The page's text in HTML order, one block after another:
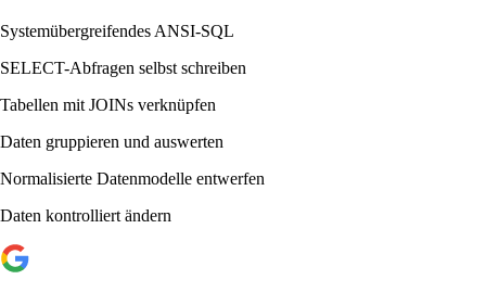
Systemübergreifendes ANSI-SQL
SELECT-Abfragen selbst schreiben
Tabellen mit JOINs verknüpfen
Daten gruppieren und auswerten
Normalisierte Datenmodelle entwerfen
Daten kontrolliert ändern